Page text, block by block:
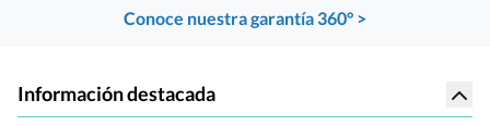
Conoce nuestra garantía 360° >
Información destacada